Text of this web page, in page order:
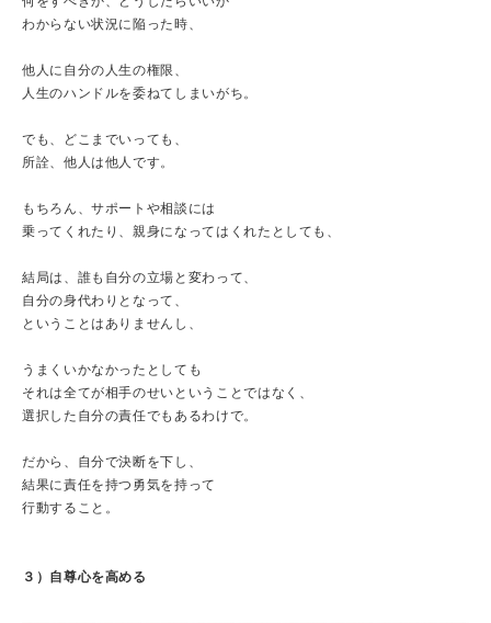
わからない状況に陥った時、
他人に自分の人生の権限、
人生のハンドルを委ねてしまいがち。
でも、どこまでいっても、
所詮、他人は他人です。
もちろん、サポートや相談には
乗ってくれたり、親身になってはくれたとしても、
結局は、誰も自分の立場と変わって、
自分の身代わりとなって、
ということはありませんし、
うまくいかなかったとしても
それは全てが相手のせいということではなく、
選択した自分の責任でもあるわけで。
だから、自分で決断を下し、
結果に責任を持つ勇気を持って
行動すること。
３）自尊心を高める